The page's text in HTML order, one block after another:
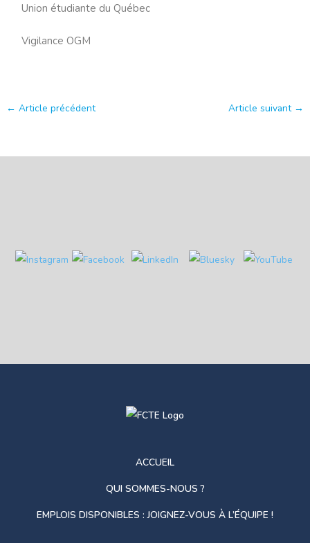
Union étudiante du Québec
Vigilance OGM
← Article précédent Article suivant →
ACCUEIL
QUI SOMMES-NOUS ?
EMPLOIS DISPONIBLES : JOIGNEZ-VOUS À L’ÉQUIPE !